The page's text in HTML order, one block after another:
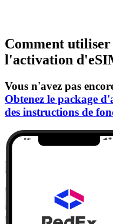
Comment
l'activation
Vous n'avez pas
Obtenez le package
des instructions de